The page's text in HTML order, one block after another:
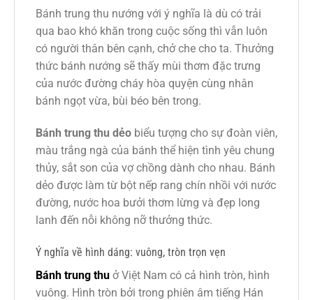
Bánh trung thu nướng với ý nghĩa là dù có trải
qua bao khó khăn trong cuộc sống thì vẫn luôn
có người thân bên cạnh, chở che cho ta. Thưởng
thức bánh nướng sẽ thấy mùi thơm đặc trưng
của nước đường cháy hòa quyện cùng nhân
bánh ngọt vừa, bùi béo bên trong.
Bánh trung thu dẻo biểu tượng cho sự đoàn viên,
màu trắng ngà của bánh thể hiện tình yêu chung
thủy, sắt son của vợ chồng dành cho nhau. Bánh
dẻo được làm từ bột nếp rang chín nhồi với nước
đường, nước hoa bưởi thơm lừng và đẹp long
lanh đến nỗi không nỡ thưởng thức.
Ý nghĩa về hình dáng: vuông, tròn trọn vẹn
Bánh trung thu ở Việt Nam có cả hình tròn, hình
vuông. Hình tròn bởi trong phiên âm tiếng Hán